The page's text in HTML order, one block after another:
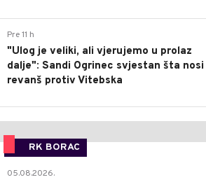
Pre 11 h
"Ulog je veliki, ali vjerujemo u prolaz
dalje": Sandi Ogrinec svjestan šta nosi
revanš protiv Vitebska
RK BORAC
05.08.2026.